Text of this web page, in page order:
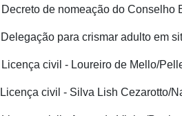
Decreto de nomeação do Conselho
Delegação para crismar adulto em
Licença civil - Loureiro de Mello/
Licença civil - Silva Lish Cezarotto/